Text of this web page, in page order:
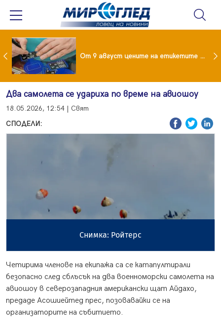
Проект за изграждане на 13-етажна "мегаджамия" разгневи жителите на Лондон От 9 август цените на етикетите само в евро
Два самолета се удариха по време на авиошоу
18.05.2026, 12:54 | Свят
СПОДЕЛИ:
Снимка: Ройтерс
Четирима членове на екипажа са се катапултирали
безопасно след сблъсък на два военноморски самолета на
авиошоу в северозападния американски щат Айдахо,
предаде Асошиейтед прес, позовавайки се на
организаторите на събитието.